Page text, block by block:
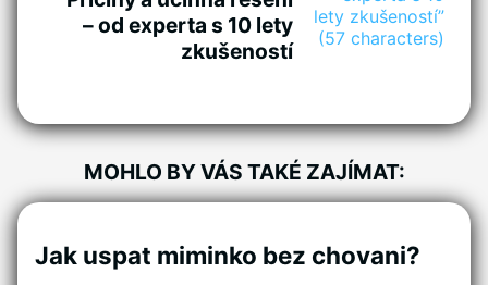
– od experta s 10 lety
zkušeností
MOHLO BY VÁS TAKÉ ZAJÍMAT:
Jak uspat miminko bez chovani?